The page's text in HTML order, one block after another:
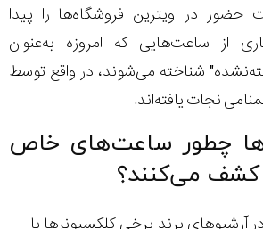
در ویترین فروشگاه‌ها را پیدا
از ساعت‌هایی که امروزه به‌عنوان
شناخته می‌شوند، در واقع توسط
نجات یافته‌اند.
چطور ساعت‌های خاص
کشف می‌کنند؟